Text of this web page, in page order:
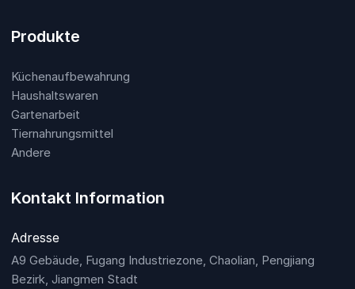
Produkte
Küchenaufbewahrung
Haushaltswaren
Gartenarbeit
Tiernahrungsmittel
Andere
Kontakt Information
Adresse
A9 Gebäude, Fugang Industriezone, Chaolian, Pengjiang
Bezirk, Jiangmen Stadt